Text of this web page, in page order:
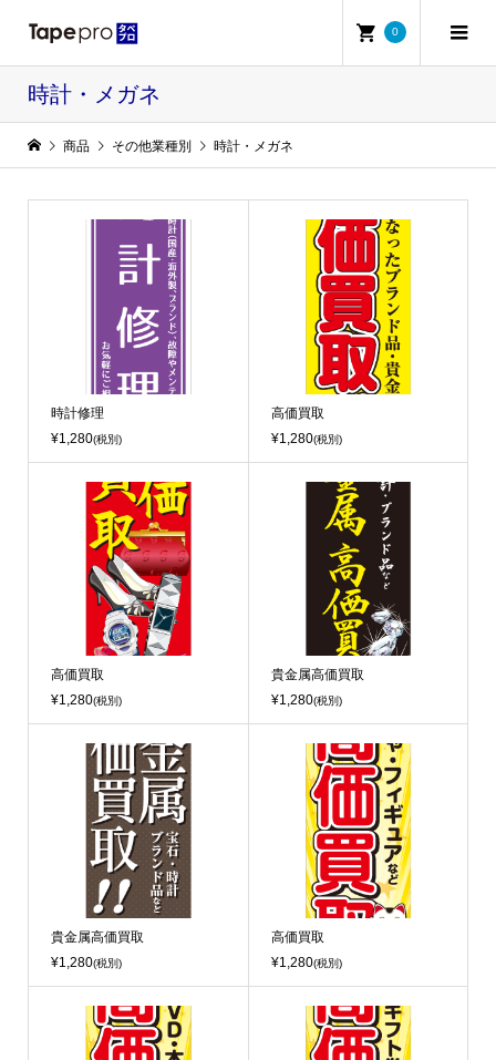
0
時計・メガネ
商品 その他業種別 時計・メガネ
時計修理
¥1,280(税別)
高価買取
¥1,280(税別)
高価買取
¥1,280(税別)
貴金属高価買取
¥1,280(税別)
貴金属高価買取
¥1,280(税別)
高価買取
¥1,280(税別)